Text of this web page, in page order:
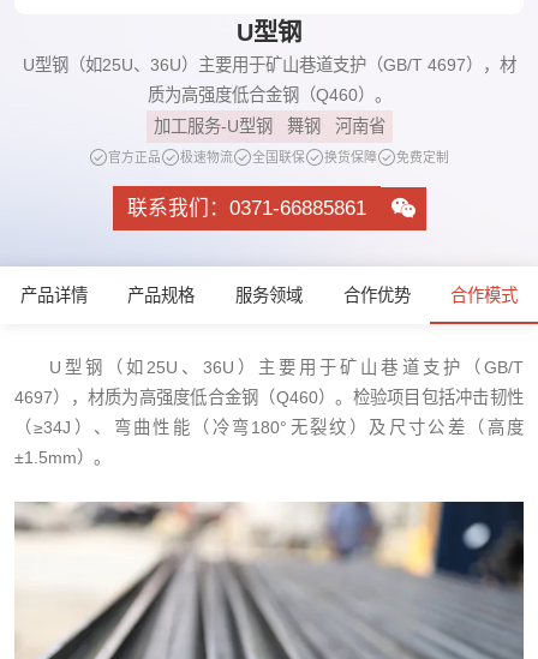
U型钢
U型钢（如25U、36U）主要用于矿山巷道支护（GB/T 4697），材
质为高强度低合金钢（Q460）。
加工服务-U型钢
舞钢 河南省
官方正品 极速物流 全国联保 换货保障 免费定制
联系我们：0371-66885861
产品详情 产品规格 服务领域 合作优势 合作模式
U型钢（如25U、36U）主要用于矿山巷道支护（GB/T
4697），材质为高强度低合金钢（Q460）。检验项目包括冲击韧性
（≥34J）、弯曲性能（冷弯180°无裂纹）及尺寸公差（高度
±1.5mm）。